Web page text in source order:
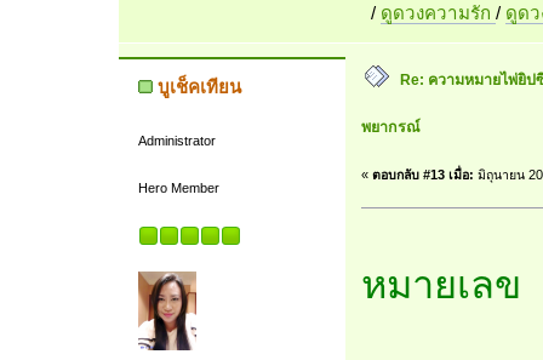
/ ดูดวงความรัก / ดูด
บูเช็คเทียน
Administrator
Hero Member
Re: ความหมายไพ่ยิป
พยากรณ์
« ตอบกลับ #13 เมื่อ: มิถุนายน
หมายเลข